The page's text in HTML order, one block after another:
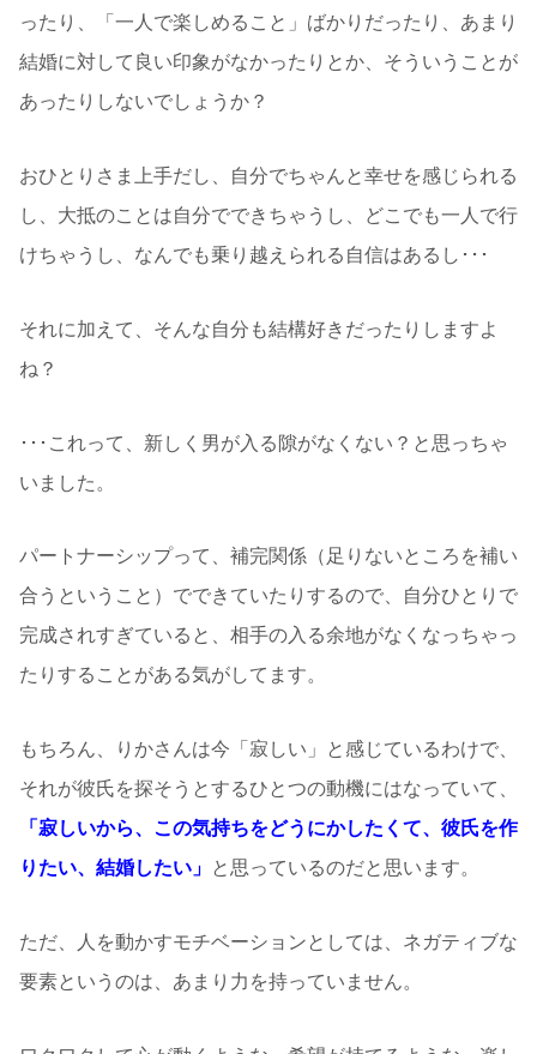
ったり、「一人で楽しめること」ばかりだったり、あまり
結婚に対して良い印象がなかったりとか、そういうことが
あったりしないでしょうか？
おひとりさま上手だし、自分でちゃんと幸せを感じられる
し、大抵のことは自分でできちゃうし、どこでも一人で行
けちゃうし、なんでも乗り越えられる自信はあるし･･･
それに加えて、そんな自分も結構好きだったりしますよ
ね？
･･･これって、新しく男が入る隙がなくない？と思っちゃ
いました。
パートナーシップって、補完関係（足りないところを補い
合うということ）でできていたりするので、自分ひとりで
完成されすぎていると、相手の入る余地がなくなっちゃっ
たりすることがある気がしてます。
もちろん、りかさんは今「寂しい」と感じているわけで、
それが彼氏を探そうとするひとつの動機にはなっていて、
「寂しいから、この気持ちをどうにかしたくて、彼氏を作
りたい、結婚したい」 と思っているのだと思います。
ただ、人を動かすモチベーションとしては、ネガティブな
要素というのは、あまり力を持っていません。